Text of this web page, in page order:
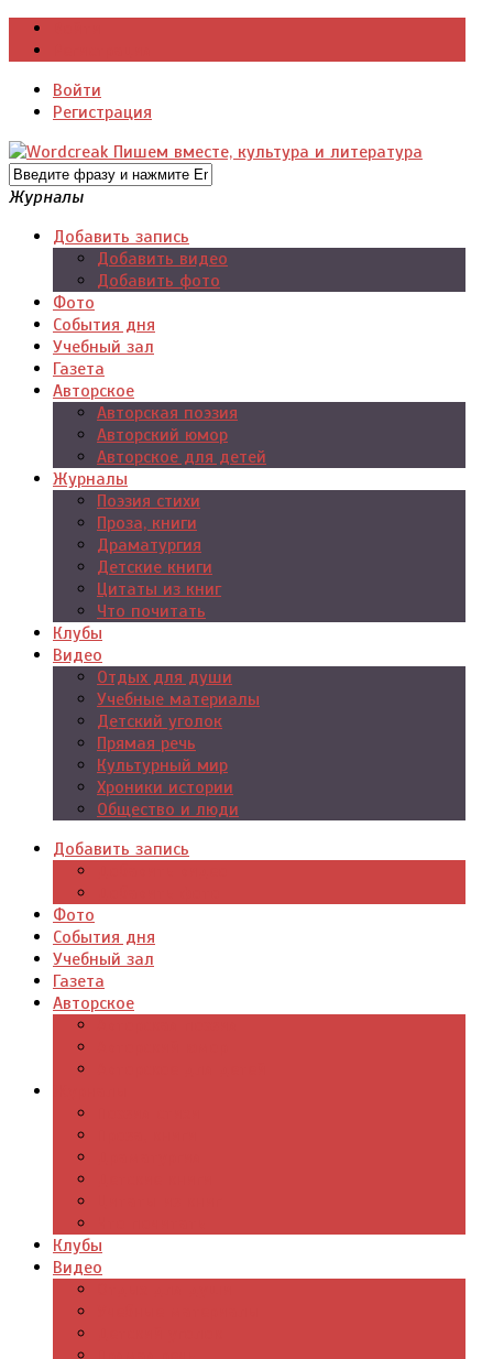
Войти
Регистрация
Журналы
Добавить запись
Добавить видео
Добавить фото
Фото
События дня
Учебный зал
Газета
Авторское
Авторская поэзия
Авторский юмор
Авторское для детей
Журналы
Поэзия стихи
Проза, книги
Драматургия
Детские книги
Цитаты из книг
Что почитать
Клубы
Видео
Отдых для души
Учебные материалы
Детский уголок
Прямая речь
Культурный мир
Хроники истории
Общество и люди
Добавить запись
Фото
События дня
Учебный зал
Газета
Авторское
Клубы
Видео